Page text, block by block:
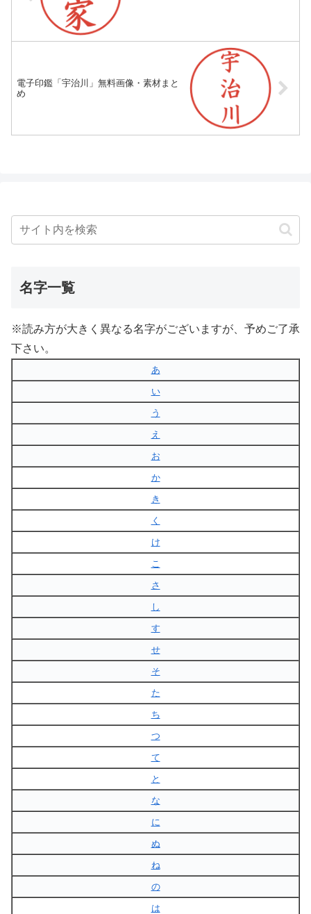
電子印鑑「宇治川」無料画像・素材まと
め
名字一覧
※読み方が大きく異なる名字がございますが、予めご了承
下さい。
あ
い
う
え
お
か
き
く
け
こ
さ
し
す
せ
そ
た
ち
つ
て
と
な
に
ぬ
ね
の
は